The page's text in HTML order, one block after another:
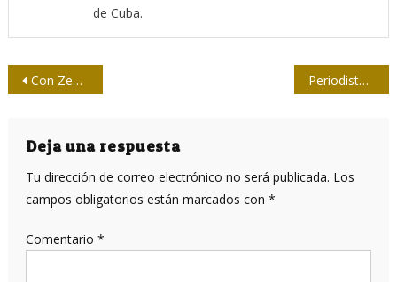
de Cuba.
Navegación
entradas
Con Zenaida después de la línea Periodistas jubilados rinden homenaje a Fidel desde la profesión
Deja una respuesta
Tu dirección de correo electrónico no será publicada. Los
campos obligatorios están marcados con *
Comentario *